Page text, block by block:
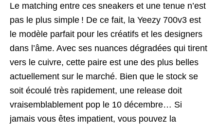
Le matching entre ces sneakers et une tenue n’est
pas le plus simple ! De ce fait, la Yeezy 700v3 est
le modèle parfait pour les créatifs et les designers
dans l’âme. Avec ses nuances dégradées qui tirent
vers le cuivre, cette paire est une des plus belles
actuellement sur le marché. Bien que le stock se
soit écoulé très rapidement, une release doit
vraisemblablement pop le 10 décembre… Si
jamais vous êtes impatient, vous pouvez la